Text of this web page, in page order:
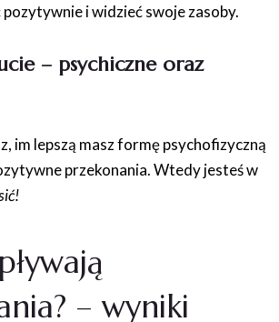
i widzieć swoje zasoby.
– psychiczne oraz
im lepszą masz formę psychofizyczną
przekonania. Wtedy jesteś w
– wyniki